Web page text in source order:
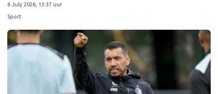
6 July 2026, 13:37 uur
Sport